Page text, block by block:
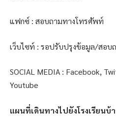
แฟกซ์ : สอบถามทางโทรศัพท์
เว็บไซท์ : รอปรับปรุงข้อมูล/สอบ
SOCIAL MEDIA : Facebook,
Youtube
แผนที่เดินทางไปยังโรงเรียนบ้